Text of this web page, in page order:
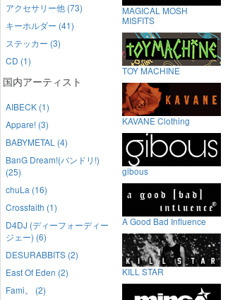
アクセサリー他 (73)
キーホルダー (41)
ステッカー (3)
CD (1)
国内アーティスト
AIBECK (1)
Appare! (3)
BABYMETAL (4)
BanG Dream!(バンドリ!)
(25)
chuLa (16)
Crossfaith (1)
D4DJ (ディーフォーディー
ジェー) (6)
DESURABBITS (2)
East Of Eden (2)
Fami。 (2)
MAGICAL MOSH
MISFITS
TOY MACHINE
KAVANE Clothing
gibous
A Good Bad Influence
KILL STAR